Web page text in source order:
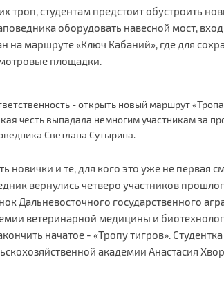
троп, студентам предстоит обустроить
оборудовать навесной мост,
на маршруте «Ключ Кабаний», где для
площадки.
- открыть новый маршрут
честь выпадала немногим участникам за
Светлана Сутырина.
новички и те, для кого это уже не первая
вернулись четверо участников
Дальневосточного государственного
ветеринарной медицины и
начатое - «Тропу тигров».
академии Анастасия